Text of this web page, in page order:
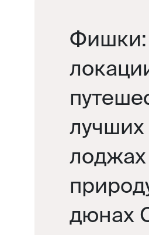
Фишки:
дюнах